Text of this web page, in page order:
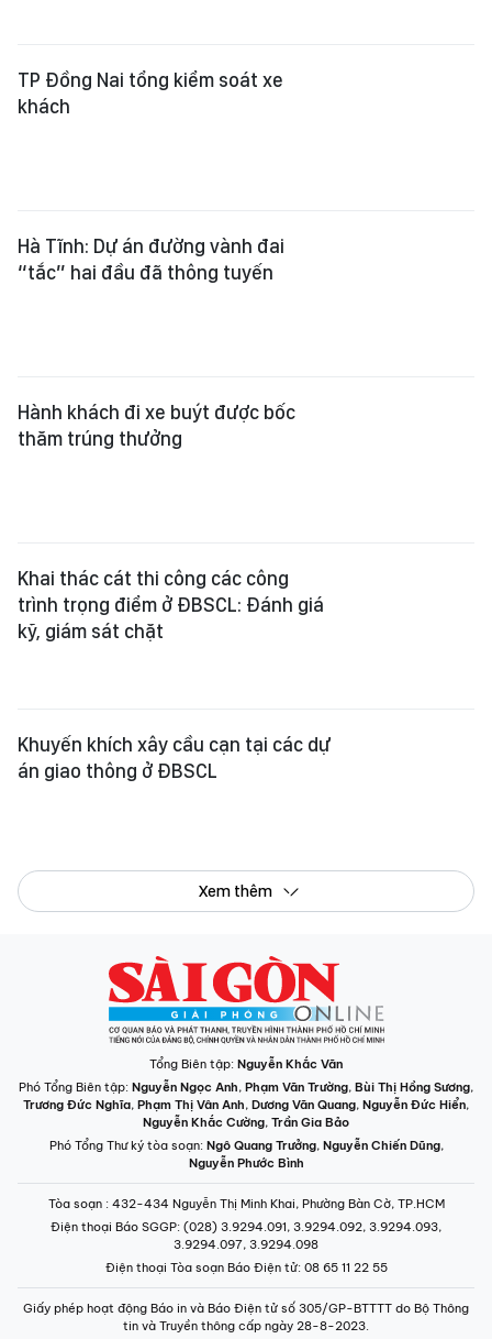
TP Đồng Nai tổng kiểm soát xe
khách
Hà Tĩnh: Dự án đường vành đai
“tắc” hai đầu đã thông tuyến
Hành khách đi xe buýt được bốc
thăm trúng thưởng
Khai thác cát thi công các công
trình trọng điểm ở ĐBSCL: Đánh giá
kỹ, giám sát chặt
Khuyến khích xây cầu cạn tại các dự
án giao thông ở ĐBSCL
Xem thêm
Tổng Biên tập: Nguyễn Khắc Văn
Phó Tổng Biên tập: Nguyễn Ngọc Anh, Phạm Văn Trường, Bùi Thị Hồng Sương,
Trương Đức Nghĩa, Phạm Thị Vân Anh, Dương Văn Quang, Nguyễn Đức Hiển,
Nguyễn Khắc Cường, Trần Gia Bảo
Phó Tổng Thư ký tòa soạn: Ngô Quang Trưởng, Nguyễn Chiến Dũng,
Nguyễn Phước Bình
Tòa soạn : 432-434 Nguyễn Thị Minh Khai, Phường Bàn Cờ, TP.HCM
Điện thoại Báo SGGP: (028) 3.9294.091, 3.9294.092, 3.9294.093,
3.9294.097, 3.9294.098
Điện thoại Tòa soạn Báo Điện tử: 08 65 11 22 55
Giấy phép hoạt động Báo in và Báo Điện tử số 305/GP-BTTTT do Bộ Thông
tin và Truyền thông cấp ngày 28-8-2023.